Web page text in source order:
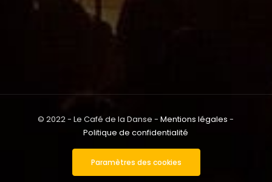
© 2022 - Le Café de la Danse -Mentions légales -
Politique de confidentialité
Paramètres des cookies